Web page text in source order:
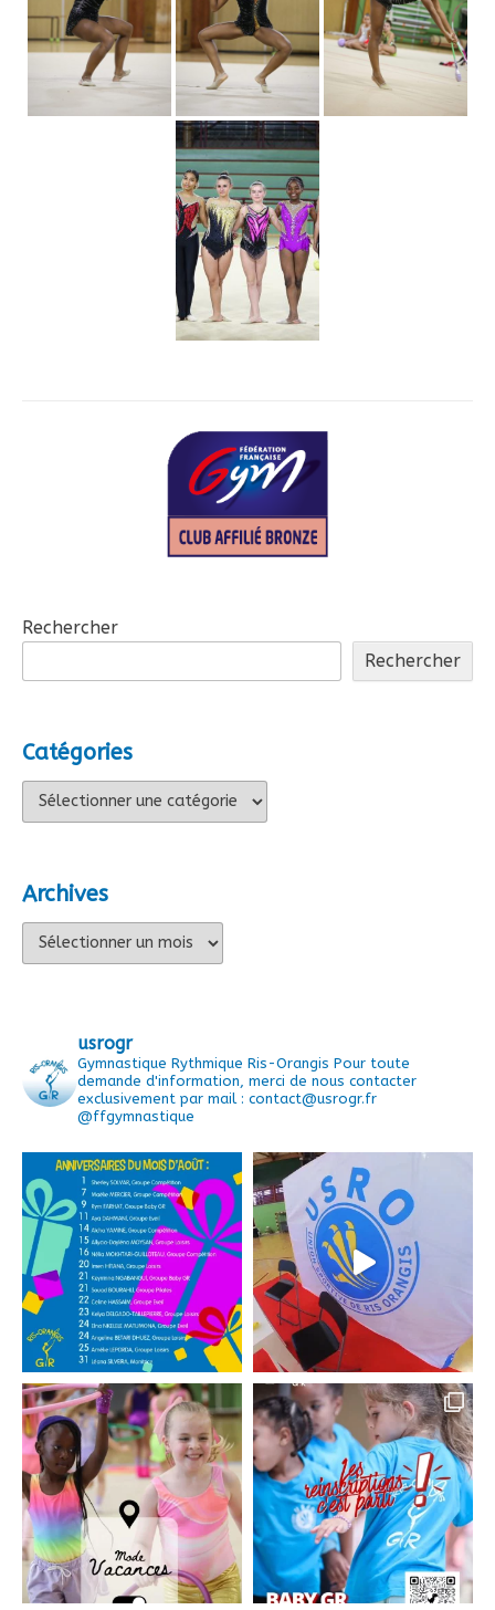
Rechercher
Rechercher
Catégories
Catégories
Archives
Archives
usrogr
Gymnastique Rythmique Ris-Orangis Pour toute
demande d'information, merci de nous contacter
exclusivement par mail : contact@usrogr.fr
@ffgymnastique